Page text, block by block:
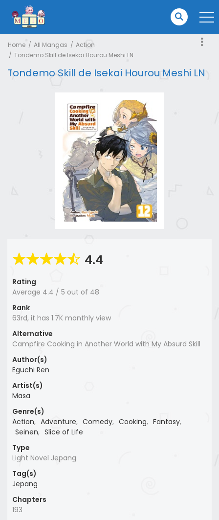
Home All Mangas
Action
Tondemo Skill de Isekai Hourou Meshi LN
Tondemo Skill de Isekai Hourou Meshi LN
4.4
Rating
Average 4.4 / 5 out of 48
Rank
63rd, it has 1.7K monthly view
Alternative
Campfire Cooking in Another World with My Absurd Skill
Author(s)
Eguchi Ren
Artist(s)
Masa
Genre(s)
Action, Adventure, Comedy, Cooking, Fantasy,
Seinen, Slice of Life
Type
Light Novel Jepang
Tag(s)
Jepang
Chapters
193